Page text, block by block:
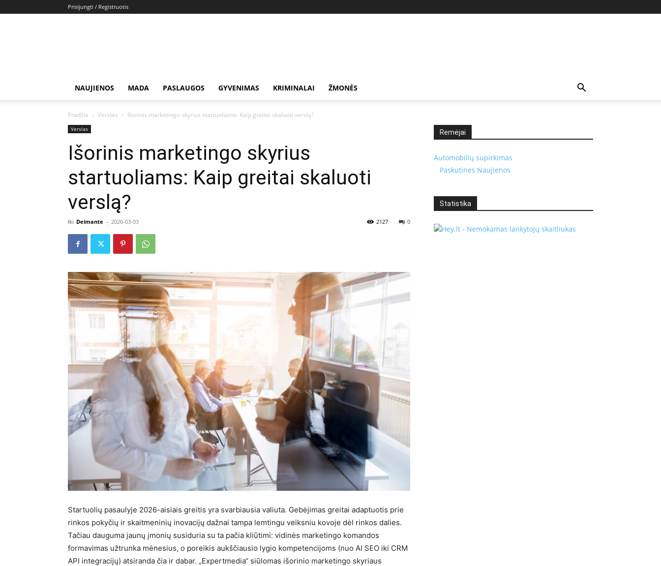
Prisijungti / Registruotis
NAUJIENOS MADA PASLAUGOS GYVENIMAS KRIMINALAI ŽMONĖS
Pradžia Verslas Išorinis marketingo skyrius startuoliams: Kaip greitai skaluoti verslą?
Verslas
Išorinis marketingo skyrius
startuoliams: Kaip greitai skaluoti
verslą?
Iki Deimante - 2026-03-03 0
2127
Startuolių pasaulyje 2026-aisiais greitis yra svarbiausia valiuta. Gebėjimas greitai adaptuotis prie
rinkos pokyčių ir skaitmeninių inovacijų dažnai tampa lemtingu veiksniu kovoje dėl rinkos dalies.
Tačiau dauguma jaunų įmonių susiduria su ta pačia kliūtimi: vidinės marketingo komandos
formavimas užtrunka mėnesius, o poreikis aukščiausio lygio kompetencijoms (nuo AI SEO iki CRM
API integracijų) atsiranda čia ir dabar. „Expertmedia“ siūlomas išorinio marketingo skyriaus
Remėjai
Automobilių supirkimas
Paskutines Naujienos
Statistika